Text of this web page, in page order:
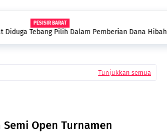
Dana Hibah
BUPATI DEDI IRAWAN
Tunjukkan semua
Semi Open Turnamen